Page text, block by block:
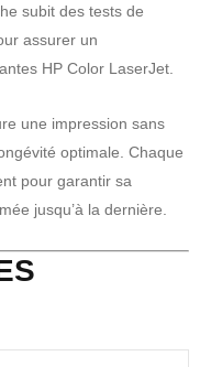
subit des tests de
assurer un
HP Color LaserJet.
une impression sans
optimale. Chaque
pour garantir sa
jusqu’à la dernière.